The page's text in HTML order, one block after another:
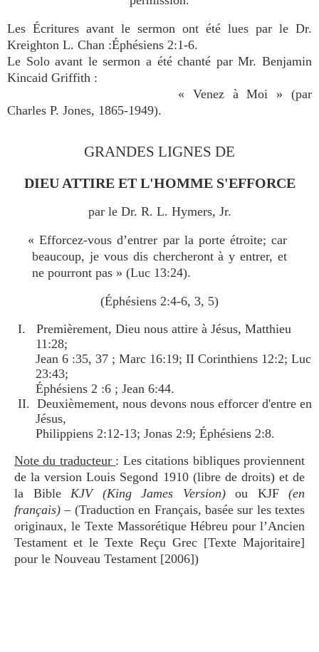
Les Écritures avant le sermon ont été lues par le Dr.
Kreighton L. Chan :Éphésiens 2:1-6.
Le Solo avant le sermon a été chanté par Mr. Benjamin
Kincaid Griffith :
« Venez à Moi » (par
Charles P. Jones, 1865-1949).
GRANDES LIGNES DE
DIEU ATTIRE ET L'HOMME S'EFFORCE
par le Dr. R. L. Hymers, Jr.
« Efforcez-vous d’entrer par la porte étroite; car
beaucoup, je vous dis chercheront à y entrer, et
ne pourront pas » (Luc 13:24).
(Éphésiens 2:4-6, 3, 5)
I. Premièrement, Dieu nous attire à Jésus, Matthieu
11:28;
Jean 6 :35, 37 ; Marc 16:19; II Corinthiens 12:2; Luc
23:43;
Éphésiens 2 :6 ; Jean 6:44.
II. Deuxièmement, nous devons nous efforcer d'entre en
Jésus,
Philippiens 2:12-13; Jonas 2:9; Éphésiens 2:8.
Note du traducteur : Les citations bibliques proviennent
de la version Louis Segond 1910 (libre de droits) et de
la Bible KJV (King James Version)ou KJF (en
français) – (Traduction en Français, basée sur les textes
originaux, le Texte Massorétique Hébreu pour l’Ancien
Testament et le Texte Reçu Grec [Texte Majoritaire]
pour le Nouveau Testament [2006])